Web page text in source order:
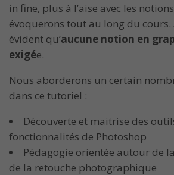
in fine, plus à l’aise avec les
évoquerons tout au long du cours.
évident qu’aucune notion en
exigée.
Nous aborderons un certain
dans ce tutoriel :
Découverte et maitrise des
fonctionnalités de Photoshop
Pédagogie orientée autour de
de la retouche photographique